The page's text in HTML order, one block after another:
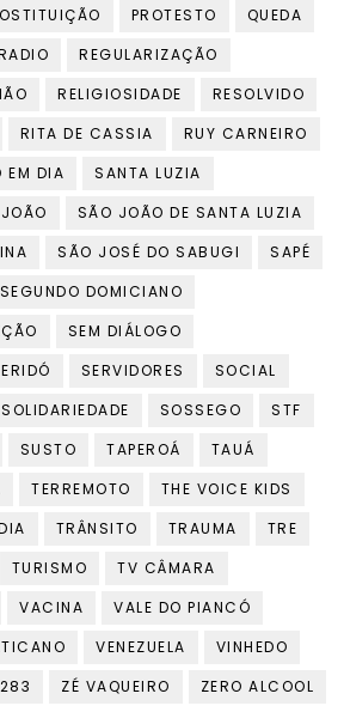
PROTESTO
QUEDA
REGULARIZAÇÃO
RELIGIOSIDADE
RESOLVIDO
RITA DE CASSIA
RUY CARNEIRO
EM DIA
SANTA LUZIA
SÃO JOÃO DE SANTA LUZIA
SÃO JOSÉ DO SABUGI
SAPÉ
SEGUNDO DOMICIANO
SEM DIÁLOGO
SERVIDORES
SOCIAL
SOLIDARIEDADE SOSSEGO
STF
SUSTO TAPEROÁ
TAUÁ
TERREMOTO
THE VOICE KIDS
TRÂNSITO TRAUMA
TRE
TURISMO
TV CÂMARA
VACINA
VALE DO PIANCÓ
VENEZUELA
VINHEDO
ZÉ VAQUEIRO ZERO ALCOOL